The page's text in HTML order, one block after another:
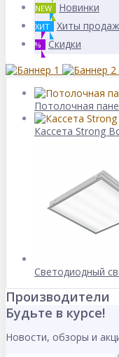
NEW Новинки
ХИТ Хиты продаж
% Скидки
Потолочная
Кассета Strong
Светодиодный
Производители
Будьте в курсе!
Новости, обзоры и